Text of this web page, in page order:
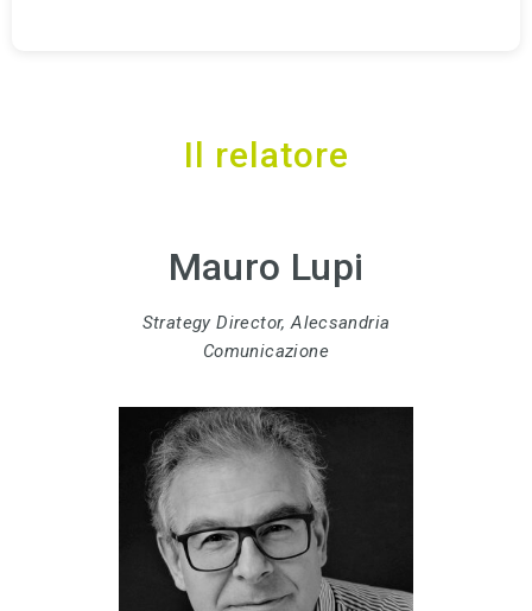
Il relatore
Mauro Lupi
Strategy Director, Alecsandria
Comunicazione